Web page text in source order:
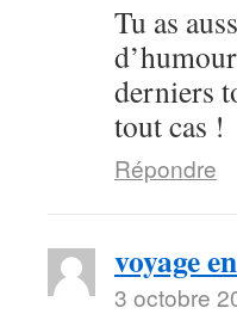
Tu as
derniers
tout cas !
Répondre
voyage
3 octobre